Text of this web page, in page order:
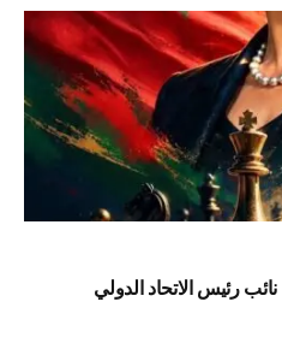
رئيس الاتحاد الدولي